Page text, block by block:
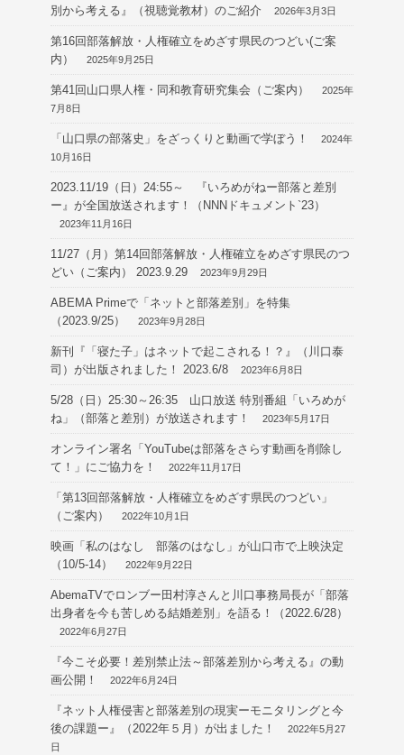
別から考える』（視聴覚教材）のご紹介
2026年3月3日
第16回部落解放・人権確立をめざす県民のつどい(ご案
内）
2025年9月25日
第41回山口県人権・同和教育研究集会（ご案内）
2025年
7月8日
「山口県の部落史」をざっくりと動画で学ぼう！
2024年
10月16日
2023.11/19（日）24:55～ 『いろめがねー部落と差別
ー』が全国放送されます！（NNNドキュメント`23）
2023年11月16日
11/27（月）第14回部落解放・人権確立をめざす県民のつ
どい（ご案内） 2023.9.29
2023年9月29日
ABEMA Primeで「ネットと部落差別」を特集
（2023.9/25）
2023年9月28日
新刊『「寝た子」はネットで起こされる！？』（川口泰
司）が出版されました！ 2023.6/8
2023年6月8日
5/28（日）25:30～26:35 山口放送 特別番組「いろめが
ね」（部落と差別）が放送されます！
2023年5月17日
オンライン署名「YouTubeは部落をさらす動画を削除し
て！」にご協力を！
2022年11月17日
「第13回部落解放・人権確立をめざす県民のつどい」
（ご案内）
2022年10月1日
映画「私のはなし 部落のはなし」が山口市で上映決定
（10/5-14）
2022年9月22日
AbemaTVでロンブー田村淳さんと川口事務局長が「部落
出身者を今も苦しめる結婚差別」を語る！（2022.6/28）
2022年6月27日
『今こそ必要！差別禁止法～部落差別から考える』の動
画公開！
2022年6月24日
『ネット人権侵害と部落差別の現実ーモニタリングと今
後の課題ー』（2022年５月）が出ました！
2022年5月27
日